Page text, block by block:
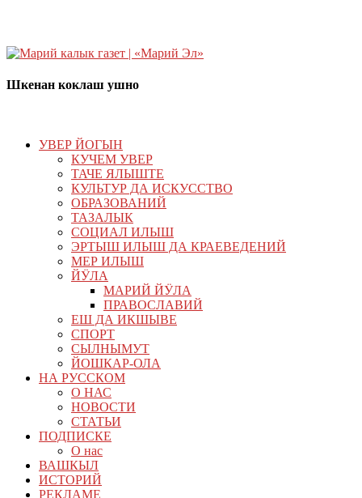
Шкенан коклаш ушно
УВЕР ЙОГЫН
КУЧЕМ УВЕР
ТАЧЕ ЯЛЫШТЕ
КУЛЬТУР ДА ИСКУССТВО
ОБРАЗОВАНИЙ
ТАЗАЛЫК
СОЦИАЛ ИЛЫШ
ЭРТЫШ ИЛЫШ ДА КРАЕВЕДЕНИЙ
МЕР ИЛЫШ
ЙӰЛА
МАРИЙ ЙӰЛА
ПРАВОСЛАВИЙ
ЕШ ДА ИКШЫВЕ
СПОРТ
СЫЛНЫМУТ
ЙОШКАР-ОЛА
НА РУССКОМ
О НАС
НОВОСТИ
СТАТЬИ
ПОДПИСКЕ
О нас
ВАШКЫЛ
ИСТОРИЙ
РЕКЛАМЕ